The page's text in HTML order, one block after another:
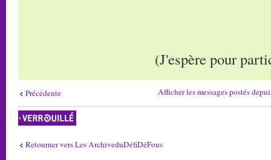
(J'espère pour
Précédente Afficher les messages postés
Sujet verrouillé
Retourner vers Les ArchiveduDéfiDéFous